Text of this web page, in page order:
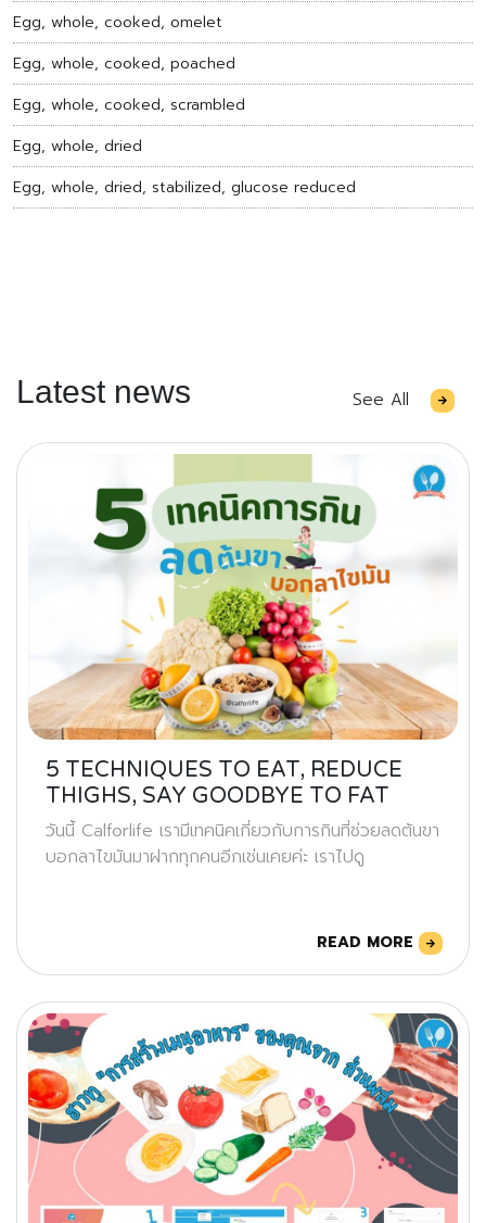
Egg, whole, cooked, omelet
Egg, whole, cooked, poached
Egg, whole, cooked, scrambled
Egg, whole, dried
Egg, whole, dried, stabilized, glucose reduced
Latest news See All
5 TECHNIQUES TO EAT, REDUCE
THIGHS, SAY GOODBYE TO FAT
วันนี้ Calforlife เรามีเทคนิคเกี่ยวกับการกินที่ช่วยลดต้นขา
บอกลาไขมันมาฝากทุกคนอีกเช่นเคยค่ะ เราไปดู
READ MORE